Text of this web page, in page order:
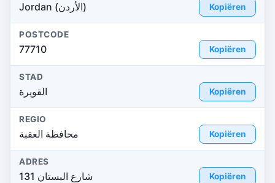
Jordan (الأردن) Kopiëren
POSTCODE
77710 Kopiëren
STAD
القويرة Kopiëren
REGIO
محافظة العقبة Kopiëren
ADRES
شارع البستان 131 Kopiëren